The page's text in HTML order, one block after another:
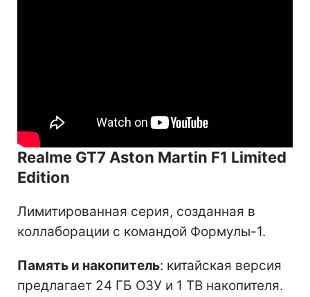
Realme GT7 Aston Martin F1 Limited
Edition
Лимитированная серия, созданная в
коллаборации с командой Формулы-1.
Память и накопитель: китайская версия
предлагает 24 ГБ ОЗУ и 1 ТВ накопителя.